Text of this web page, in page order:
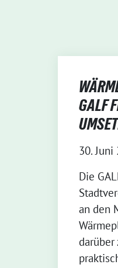
GALF
30. Juni
Die
an den